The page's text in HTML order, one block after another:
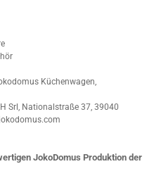
Küchenwagen,
Srl, Nationalstraße 37, 39040
JokoDomus Produktion der